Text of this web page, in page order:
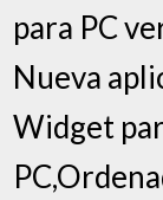
para PC
Nueva
Widget